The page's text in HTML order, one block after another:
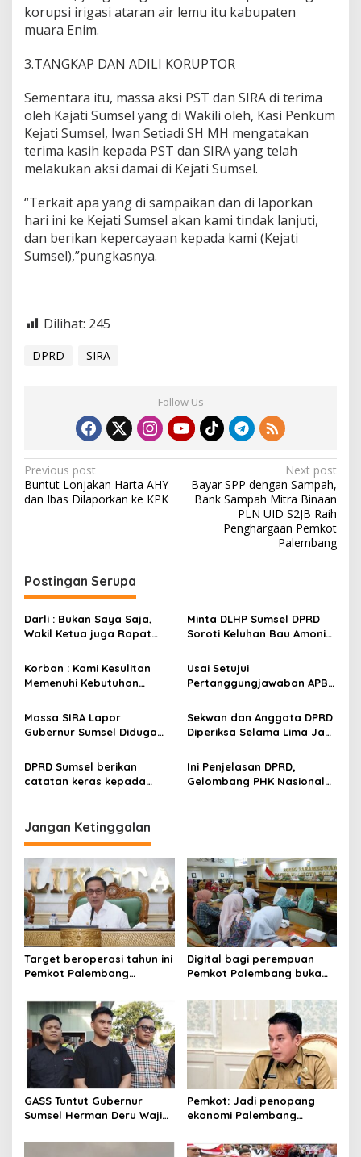
i
a
i
O
k
n
u
m
n
g
g
o
t
n
m
korupsi irigasi ataran air lemu itu kabupaten
muara Enim.
3.TANGKAP DAN ADILI KORUPTOR
Sementara itu, massa aksi PST dan SIRA di terima
oleh Kajati Sumsel yang di Wakili oleh, Kasi Penkum
Kejati Sumsel, Iwan Setiadi SH MH mengatakan
terima kasih kepada PST dan SIRA yang telah
melakukan aksi damai di Kejati Sumsel.
“Terkait apa yang di sampaikan dan di laporkan
hari ini ke Kejati Sumsel akan kami tindak lanjuti,
dan berikan kepercayaan kepada kami (Kejati
Sumsel),”pungkasnya.
Dilihat: 245
DPRD SIRA
Follow Us
P
o
a
v
i
a
i
n
Previous post
Buntut Lonjakan Harta AHY
dan Ibas Dilaporkan ke KPK
Next post
Bayar SPP dengan Sampah,
Bank Sampah Mitra Binaan
PLN UID S2JB Raih
Penghargaan Pemkot
Palembang
Postingan Serupa
Darli : Bukan Saya Saja,
Wakil Ketua juga Rapat
Keua DPRD Empat Lawang
Viral Merokok Saat Rapat
Minta DLHP Sumsel DPRD
Soroti Keluhan Bau Amonia
Korban : Kami Kesulitan
Memenuhi Kebutuhan
Sekretariat DPRD di Jambi
Gelapkan Hasil Panen
Usai Setujui
Pertanggungjawaban APBD
Catatan
Massa SIRA Lapor
Gubernur Sumsel Diduga
Pencemaran Lingkungan
Oleh PT Pusri
Sekwan dan Anggota DPRD
Diperiksa Selama Lima Jam
Jalan Palembang Bergulir
DPRD Sumsel berikan
catatan keras kepada
Optimalkan PAD, dan
mempercepat pengisian
yang masih kosong
Ini Penjelasan DPRD,
Gelombang PHK Nasional
Jangan Ketinggalan
Target beroperasi tahun ini
Pemkot Palembang
proyek PSEL
Digital bagi perempuan
Pemkot Palembang buka
GASS Tuntut Gubernur
Sumsel Herman Deru Wajib
Pemkot: Jadi penopang
ekonomi Palembang